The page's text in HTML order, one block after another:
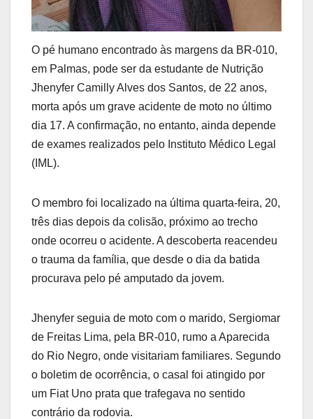
O pé humano encontrado às margens da BR-010,
em Palmas, pode ser da estudante de Nutrição
Jhenyfer Camilly Alves dos Santos, de 22 anos,
morta após um grave acidente de moto no último
dia 17. A confirmação, no entanto, ainda depende
de exames realizados pelo Instituto Médico Legal
(IML).
O membro foi localizado na última quarta-feira, 20,
três dias depois da colisão, próximo ao trecho
onde ocorreu o acidente. A descoberta reacendeu
o trauma da família, que desde o dia da batida
procurava pelo pé amputado da jovem.
Jhenyfer seguia de moto com o marido, Sergiomar
de Freitas Lima, pela BR-010, rumo a Aparecida
do Rio Negro, onde visitariam familiares. Segundo
o boletim de ocorrência, o casal foi atingido por
um Fiat Uno prata que trafegava no sentido
contrário da rodovia.